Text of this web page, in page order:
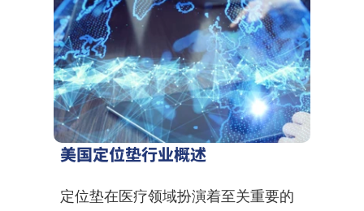
美国定位垫行业概述
定位垫在医疗领域扮演着至关重要的